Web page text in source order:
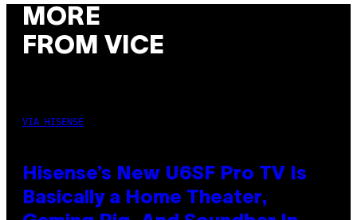
MORE
FROM VICE
VIA HISENSE
Hisense’s New U6SF Pro TV Is
Basically a Home Theater,